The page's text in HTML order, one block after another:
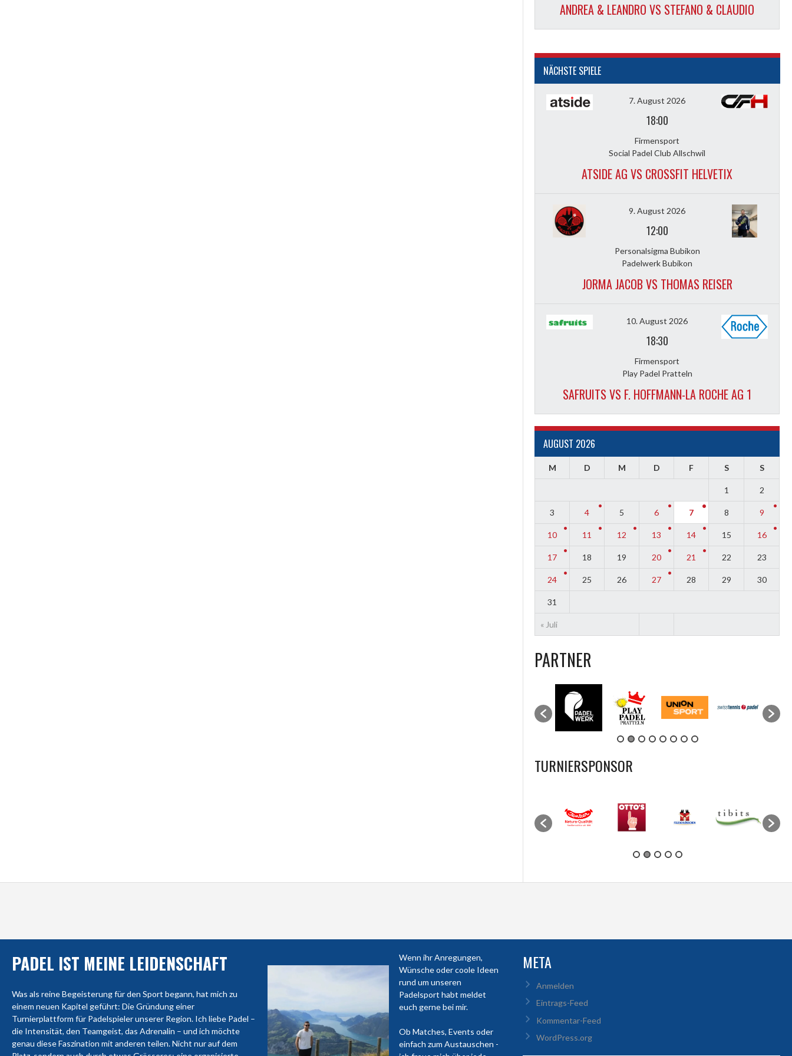
ANDREA & LEANDRO VS STEFANO & CLAUDIO
NÄCHSTE SPIELE
7. August 2026
18:00
Firmensport
Social Padel Club Allschwil
ATSIDE AG VS CROSSFIT HELVETIX
9. August 2026
12:00
Personalsigma Bubikon
Padelwerk Bubikon
JORMA JACOB VS THOMAS REISER
10. August 2026
18:30
Firmensport
Play Padel Pratteln
SAFRUITS VS F. HOFFMANN-LA ROCHE AG 1
AUGUST 2026
M D M D F S S
« Juli
1 2
3 4 5 6 7 8 9
10 11 12 13 14 15 16
17 18 19 20 21 22 23
24 25 26 27 28 29 30
31
PARTNER
TURNIERSPONSOR
PADEL IST MEINE LEIDENSCHAFT
Was als reine Begeisterung für den Sport begann, hat mich zu
einem neuen Kapitel geführt: Die Gründung einer
Turnierplattform für Padelspieler unserer Region. Ich liebe Padel –
die Intensität, den Teamgeist, das Adrenalin – und ich möchte
genau diese Faszination mit anderen teilen. Nicht nur auf dem
Wenn ihr Anregungen,
Wünsche oder coole Ideen
rund um unseren
Padelsport habt meldet
euch gerne bei mir.
Ob Matches, Events oder
einfach zum Austauschen -
META
Anmelden
Eintrags-Feed
Kommentar-Feed
WordPress.org